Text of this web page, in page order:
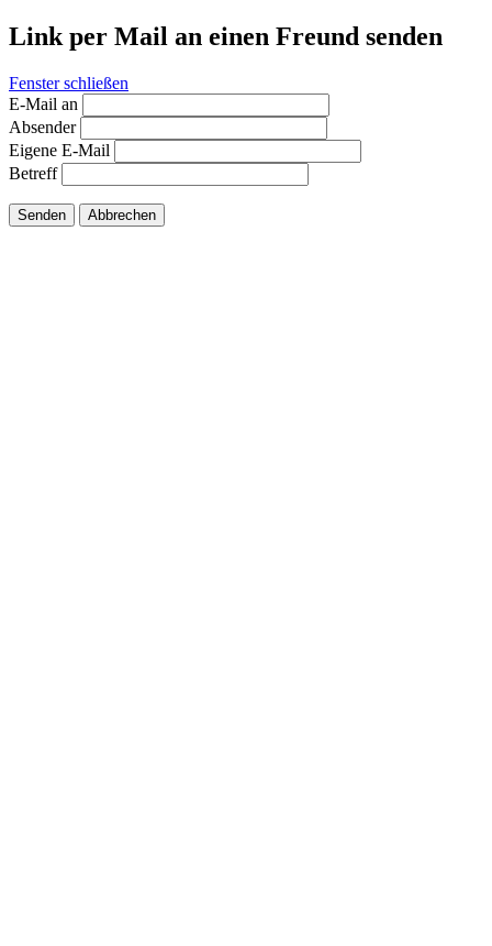
Link per Mail an einen Freund senden
Fenster schließen
E-Mail an
Absender
Eigene E-Mail
Betreff
Senden Abbrechen